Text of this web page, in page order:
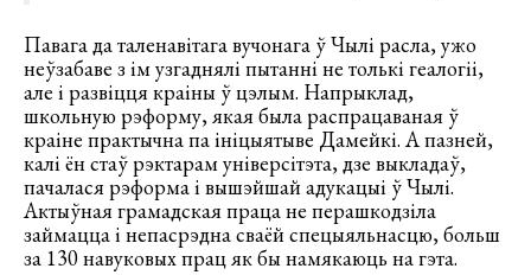
Павага да таленавітага вучонага ў Чылі расла, ужо
неўзабаве з ім узгаднялі пытанні не толькі геалогіі,
але і развіцця краіны ў цэлым. Напрыклад,
школьную рэформу, якая была распрацаваная ў
краіне практычна па ініцыятыве Дамейкі. А пазней,
калі ён стаў рэктарам універсітэта, дзе выкладаў,
пачалася рэформа і вышэйшай адукацыі ў Чылі.
Актыўная грамадская праца не перашкодзіла
займацца і непасрэдна сваёй спецыяльнасцю, больш
за 130 навуковых прац як бы намякаюць на гэта.